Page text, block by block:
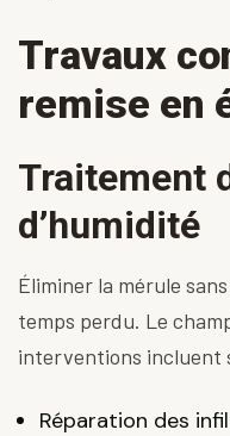
Travaux
remise en
Traitement
d’humidité
Éliminer la mérule
temps perdu. Le
interventions incluent
Réparation des